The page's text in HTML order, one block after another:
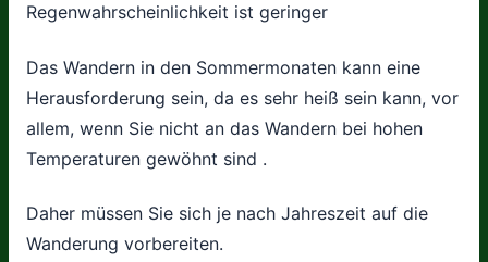
Regenwahrscheinlichkeit ist geringer
Das Wandern in den Sommermonaten kann eine
Herausforderung sein, da es sehr heiß sein kann, vor
allem, wenn Sie nicht an das Wandern bei hohen
Temperaturen gewöhnt sind .
Daher müssen Sie sich je nach Jahreszeit auf die
Wanderung vorbereiten.